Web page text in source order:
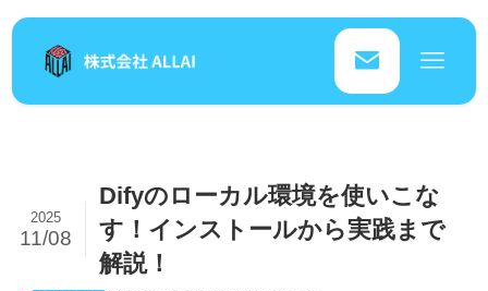
Difyのローカル環境を使いこな
す！インストールから実践まで
解説！
2025
11/08